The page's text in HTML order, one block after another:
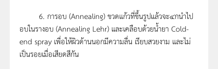
6. การอบ (Annealing) ขวดแก้วที่ขึ้นรูปแล้วจะ๔กนำไป
อบในรางอบ (Annealing Lehr) และเคลือบด้วยน้ำยา Cold-
end spray เพื่อให้ผิวด้านนอกมีความลื่น เรียบสวยงาม และไม่
เป็นรอยเมื่อเสียดสีกัน